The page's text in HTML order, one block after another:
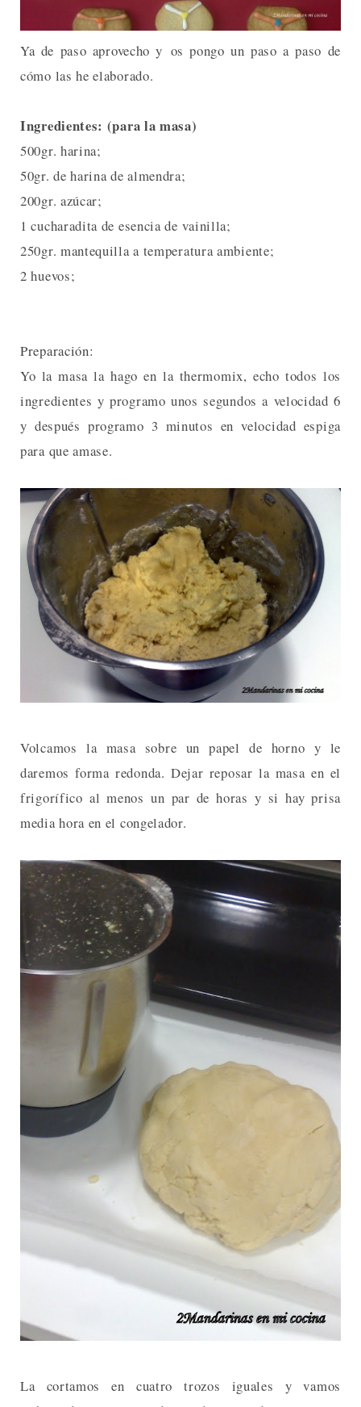
Ya de paso aprovecho y os pongo un paso a paso de
cómo las he elaborado.
Ingredientes: (para la masa)
500gr. harina;
50gr. de harina de almendra;
200gr. azúcar;
1 cucharadita de esencia de vainilla;
250gr. mantequilla a temperatura ambiente;
2 huevos;
Preparación:
Yo la masa la hago en la thermomix, echo todos los
ingredientes y programo unos segundos a velocidad 6
y después programo 3 minutos en velocidad espiga
para que amase.
Volcamos la masa sobre un papel de horno y le
daremos forma redonda. Dejar reposar la masa en el
frigorífico al menos un par de horas y si hay prisa
media hora en el congelador.
La cortamos en cuatro trozos iguales y vamos